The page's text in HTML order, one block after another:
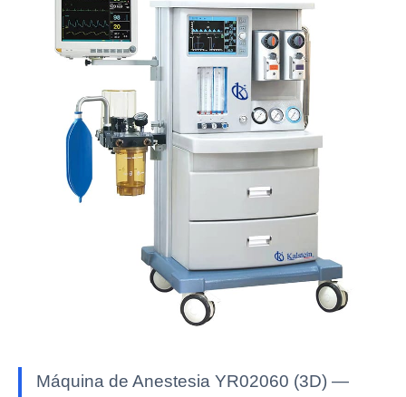
Máquina de Anestesia YR02060 (3D) —